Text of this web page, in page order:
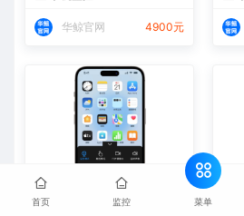
华鲸官网 4900元
首页 监控 菜单